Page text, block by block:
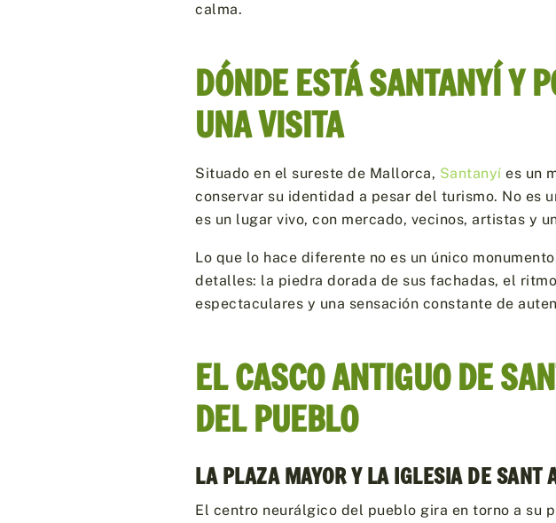
calma.
DÓNDE ESTÁ SANTANYÍ Y
UNA VISITA
Situado en el sureste de Mallorca, Santanyí es un
conservar su identidad a pesar del turismo. No es
es un lugar vivo, con mercado, vecinos, artistas y
Lo que lo hace diferente no es un único
detalles: la piedra dorada de sus fachadas, el
espectaculares y una sensación constante de
EL CASCO ANTIGUO DE
DEL PUEBLO
LA PLAZA MAYOR Y LA IGLESIA DE SANT
El centro neurálgico del pueblo gira en torno a su